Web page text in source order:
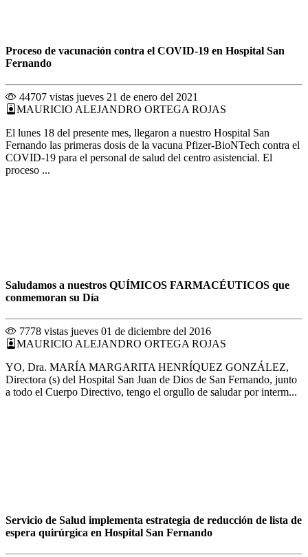
Proceso de vacunación contra el COVID-19 en Hospital San
Fernando
44707 vistas jueves 21 de enero del 2021
MAURICIO ALEJANDRO ORTEGA ROJAS
El lunes 18 del presente mes, llegaron a nuestro Hospital San
Fernando las primeras dosis de la vacuna Pfizer-BioNTech contra el
COVID-19 para el personal de salud del centro asistencial. El
proceso ...
Saludamos a nuestros QUÍMICOS FARMACÉUTICOS que
conmemoran su Día
7778 vistas jueves 01 de diciembre del 2016
MAURICIO ALEJANDRO ORTEGA ROJAS
YO, Dra. MARÍA MARGARITA HENRÍQUEZ GONZÁLEZ,
Directora (s) del Hospital San Juan de Dios de San Fernando, junto
a todo el Cuerpo Directivo, tengo el orgullo de saludar por interm...
Servicio de Salud implementa estrategia de reducción de lista de
espera quirúrgica en Hospital San Fernando